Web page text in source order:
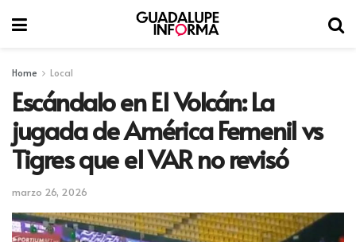
Home Local
Escándalo en El Volcán: La
jugada de América Femenil vs
Tigres que el VAR no revisó
marzo 26, 2026